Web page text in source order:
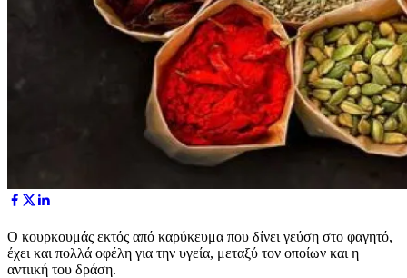
Ο κουρκουμάς εκτός από καρύκευμα που δίνει γεύση στο φαγητό,
έχει και πολλά οφέλη για την υγεία, μεταξύ τον οποίων και η
αντιική του δράση.